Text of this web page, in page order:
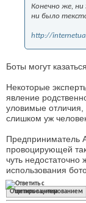
Конечно же, ни
ни было
http://
Боты могут
Некоторые
явление
уловимые отличия,
слишком уж
Предприниматель
провоцирующей
чуть
использования
Ответить с цитированием